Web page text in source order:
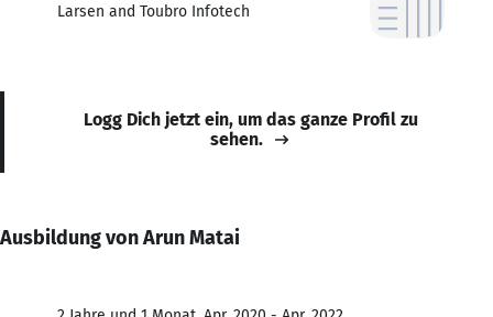
Larsen and Toubro Infotech
Logg Dich jetzt ein, um das ganze Profil zu
sehen.
Ausbildung von Arun Matai